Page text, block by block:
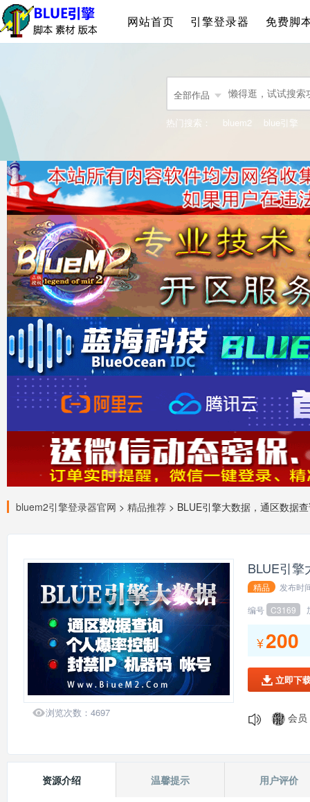
网站首页 引擎登录器 免费脚
全部作品
热门搜索： bluem2 blue引擎
bluem2引擎登录器官网 > 精品推荐 > BLUE引擎大数据，通区数据
浏览次数： 4697
BLUE引擎
精品
发布时
编号 C3169
¥200
 立即下
会员
会员
会员
会
会员
资源介绍 温馨提示 用户评价